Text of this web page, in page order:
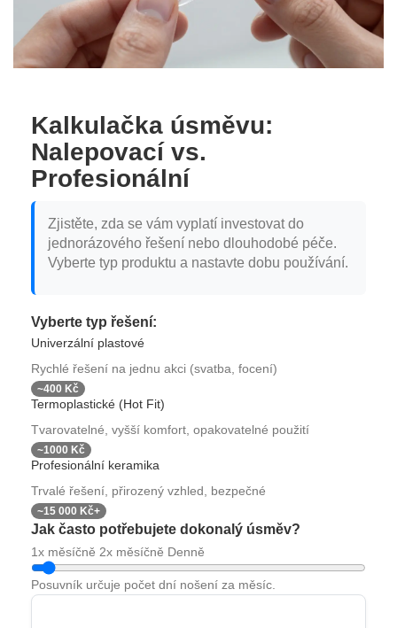
Kalkulačka úsměvu:
Nalepovací vs.
Profesionální
Zjistěte, zda se vám vyplatí investovat do
jednorázového řešení nebo dlouhodobé péče.
Vyberte typ produktu a nastavte dobu používání.
Vyberte typ řešení:
Univerzální plastové
Rychlé řešení na jednu akci (svatba, focení)
~400 Kč
Termoplastické (Hot Fit)
Tvarovatelné, vyšší komfort, opakovatelné použití
~1000 Kč
Profesionální keramika
Trvalé řešení, přirozený vzhled, bezpečné
~15 000 Kč+
Jak často potřebujete dokonalý úsměv?
1x měsíčně 2x měsíčně Denně
Posuvník určuje počet dní nošení za měsíc.